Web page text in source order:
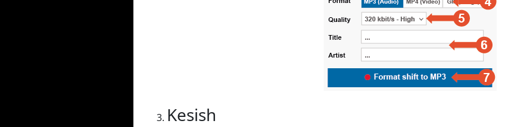
Kesish